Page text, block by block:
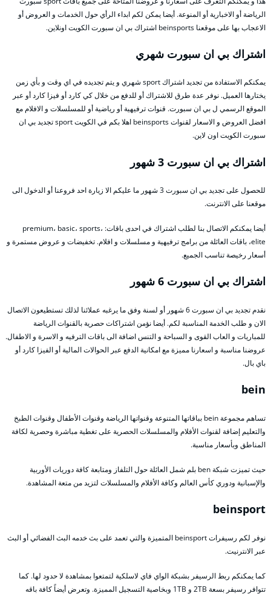
الرياضة أو الاخبارية أو المنوعة. أيضا يمكن لكم ابداء الرأي حول الخدمات و العروض أو
الاعجاب بها على موقعنا beinsports اشتراك بي ان سبورت الكويت اونلاين.
اشتراك بي ان سبورت شهري
يمكنكم الاستفادة من تجديد اشتراك sport شهري و يتم تجديده في اي وقت و بأي زمن
يختارها العميل. نوفر عدة طرق للاشتراك أو للدفع من خلال كي كارد أو فيزا كارد أو عبر
الموقع الرسمي ل بي ان سبورت. قنوات ترفيهية أو رياضية أو للمسلسلات و الافلام مع
افضل العروض و الاسعار لقنوات beinsports اهلا بكم في الكويت sport تجديد بي ان
سبورت الكويت اون لاين.
اشتراك بي ان سبورت 3 شهور
للحصول على تجديد بي ان سبورت 3 شهور ما عليكم الا زيارة احد فروعنا أو الدخول الى
موقعنا على الانترنت.
أيضا يمكنكم الاتصال بنا لطلب اشتراك في احدى باقات: premium، basic، sports،
elite، باقات العائلة من برامج ترفيهية و مسلسلات و افلام. تخفيضات و عروض مستمرة و
أسعار رخيصة تناسب الجميع.
اشتراك بي ان سبورت 6 شهور
نقدم تجديد بي ان سبورت 6 شهور أو لسنة وفق ما يرغبه عملائنا لذلك تستطيعون الاتصال
الان و طلب الخدمة المناسبة لكم. أيضا نؤمن اشتراكات حصرية بالقنوات الرياضة
للمباريات و العاب القوى و السباحة و التنس اضافة الى باقات الترفيه و الاسرة و الاطفال.
عروضنا مناسبة و اسعارنا مميزة مع امكانية الدفع عبر الحوالات المالية أو الفيزا كارد أو
باي بال.
bein
تساهم مجموعة bein بباقاتها المتنوعة وقنواتها الرياضة وقنوات الأطفال وقنوات الطبخ
والتعليم إضافة لقنوات الأفلام والمسلسلات الحصرية على تغطية مباشرة وحصرية لكافة
المناطق وبأسعار مناسبة.
حيث تميزت شبكة ben بلم شمل العائلة حول التلفاز ومتابعة كافة دوريات الأوربية
والإسبانية ودوري كأس العالم وكافة الأفلام والمسلسلات لتزيد من متعة المشاهدة.
beinsport
نوفر لكم رسيفرات beinsport المتميزة والتي تعمد على بث خدمه البث الفضائي أو البث
عبر الانترنيت.
كما يمكنكم ربط الرسيفر بشبكة الواي فاي لاسلكية لتمتعوا بمشاهدة لا حدود لها. كما
تتوافر رسيفر بسعة 2TB و 1TB وبخاصية التسجيل المميزة. وتعرض أيضاً كافة باقه